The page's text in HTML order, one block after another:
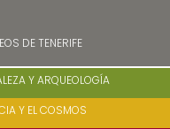
DE TENERIFE
Y ARQUEOLOGÍA
Y EL COSMOS